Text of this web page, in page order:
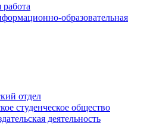
работа
образовательная
отдел
студенческое общество
деятельность